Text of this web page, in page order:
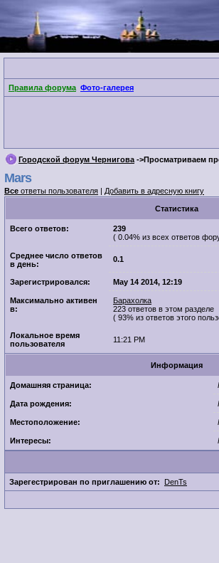
Правила форума Фото-галерея
Городской форум Чернигова ->Просматриваем
Mars
Все ответы пользователя | Добавить в адресную книгу
Cтатистика
Всего ответов:
239
( 0.04% из всех ответов
Среднее число ответов
в день:
0.1
Зарегистрировался: May 14 2014, 12:19
Максимально активен
в:
Барахолка
223 ответов в этом разделе
( 93% из ответов этого
Локальное время
пользователя
11:21 PM
Информация
Домашняя страница:
Дата рождения:
Местоположение:
Интересы:
Зарегестрирован по приглашению от: DenTs